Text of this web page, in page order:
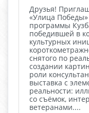
Друзья!
«Улица
программы
победившей в
культурных
снятого по
создании
роли
выставка с
реальности:
со съёмок,
ветеранами....